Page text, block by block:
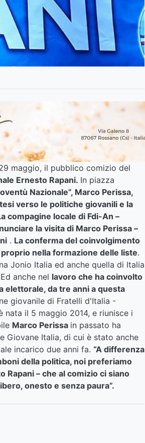
maggio, il pubblico comizio del
Ernesto Rapani. In piazza
Nazionale”, Marco Perissa,
verso le politiche giovanili e la
compagine locale di Fdi-An –
la visita di Marco Perissa –
. La conferma del coinvolgimento
nella formazione delle liste.
Jonio Italia ed anche quella di Italia
anche nel lavoro che ha coinvolto
elettorale, da tre anni a questa
giovanile di Fratelli d'Italia -
nata il 5 maggio 2014, e riunisce i
Marco Perissa in passato ha
e Giovane Italia, di cui è stato anche
incarico due anni fa. “A differenza
della politica, noi preferiamo
Rapani – che al comizio ci siano
onesto e senza paura”.